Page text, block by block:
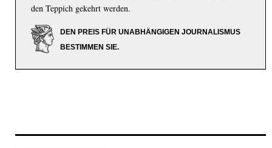
den Teppich gekehrt werden.
DEN PREIS FÜR UNABHÄNGIGEN JOURNALISMUS
BESTIMMEN SIE.